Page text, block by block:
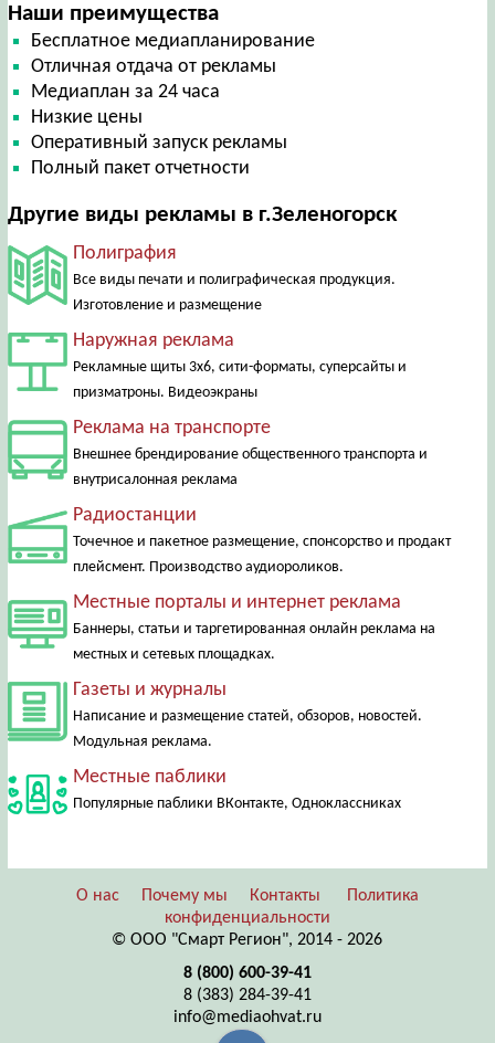
Наши преимущества
Бесплатное медиапланирование
Отличная отдача от рекламы
Медиаплан за 24 часа
Низкие цены
Оперативный запуск рекламы
Полный пакет отчетности
Другие виды рекламы в г.Зеленогорск
Полиграфия
Все виды печати и полиграфическая продукция.
Изготовление и размещение
Наружная реклама
Рекламные щиты 3х6, сити-форматы, суперсайты и
призматроны. Видеоэкраны
Реклама на транспорте
Внешнее брендирование общественного транспорта и
внутрисалонная реклама
Радиостанции
Точечное и пакетное размещение, спонсорство и продакт
плейсмент. Производство аудиороликов.
Местные порталы и интернет реклама
Баннеры, статьи и таргетированная онлайн реклама на
местных и сетевых площадках.
Газеты и журналы
Написание и размещение статей, обзоров, новостей.
Модульная реклама.
Местные паблики
Популярные паблики ВКонтакте, Одноклассниках
О нас Почему мы Контакты
Политика
конфиденциальности
© ООО "Смарт Регион", 2014 - 2026
8 (800) 600-39-41
8 (383) 284-39-41
info@mediaohvat.ru